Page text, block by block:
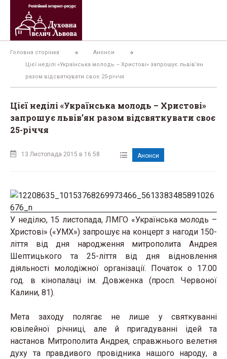
Перейти
вмісту
Головна сторінка
Анонси
Цієї неділі «Українська молодь – Христові» запрошує львів’ян
разом відсвяткувати своє 25-річчя
Цієї неділі «Українська молодь – Христові»
запрошує львів’ян разом відсвяткувати своє
25-річчя
13 Листопада 2015 в 16:58 Анонси
У неділю, 15 листопада, ЛМГО «Українська молодь –
Христові» («УМХ») запрошує на концерт з нагоди 150-
ліття від дня народження митрополита Андрея
Шептицького та 25-ліття від дня відновлення
діяльності молодіжної організації. Початок о 17.00
год. в кінопалаці ім. Довженка (просп. Червоної
Калини, 81).
Мета заходу полягає не лише у святкуванні
ювілейної річниці, але й пригадуванні ідей та
настанов Митрополита Андрея, справжнього велетня
духу та правдивого провідника нашого народу, а